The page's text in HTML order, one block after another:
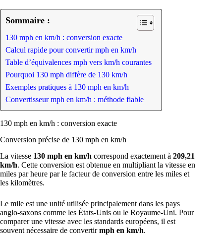
Sommaire :
130 mph en km/h : conversion exacte
Calcul rapide pour convertir mph en km/h
Table d’équivalences mph vers km/h courantes
Pourquoi 130 mph diffère de 130 km/h
Exemples pratiques à 130 mph en km/h
Convertisseur mph en km/h : méthode fiable
130 mph en km/h : conversion exacte
Conversion précise de 130 mph en km/h
La vitesse 130 mph en km/h correspond exactement à 209,21
km/h. Cette conversion est obtenue en multipliant la vitesse en
miles par heure par le facteur de conversion entre les miles et
les kilomètres.
Le mile est une unité utilisée principalement dans les pays
anglo-saxons comme les États-Unis ou le Royaume-Uni. Pour
comparer une vitesse avec les standards européens, il est
souvent nécessaire de convertirmph en km/h.